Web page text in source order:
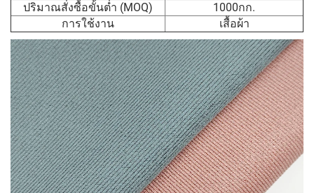
ปริมาณสั่งซื้อขั้นต่ำ (MOQ)
1000กก.
การใช้งาน
เสื้อผ้า